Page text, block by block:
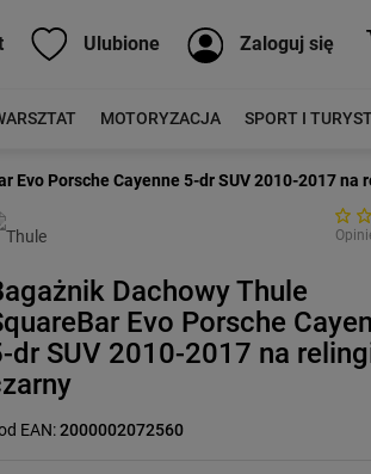
Ulubione Zaloguj się
MOTORYZACJA SPORT I
Evo Porsche Cayenne 5-dr SUV 2010-2017 na
Dachowy Thule
Evo Porsche
dr SUV 2010-2017 na
EAN:2000002072560